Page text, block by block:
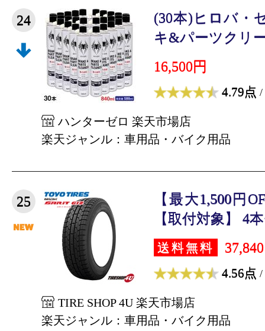
24
(30本)ヒロバ・
キ&パーツクリ
16,500円
4.79点 /
ハンターゼロ 楽天市場店
楽天ジャンル：車用品・バイク用品
25
【最大1,500円
【取付対象】 4
送料無料
4.56点 /
TIRE SHOP 4U 楽天市場店
楽天ジャンル：車用品・バイク用品